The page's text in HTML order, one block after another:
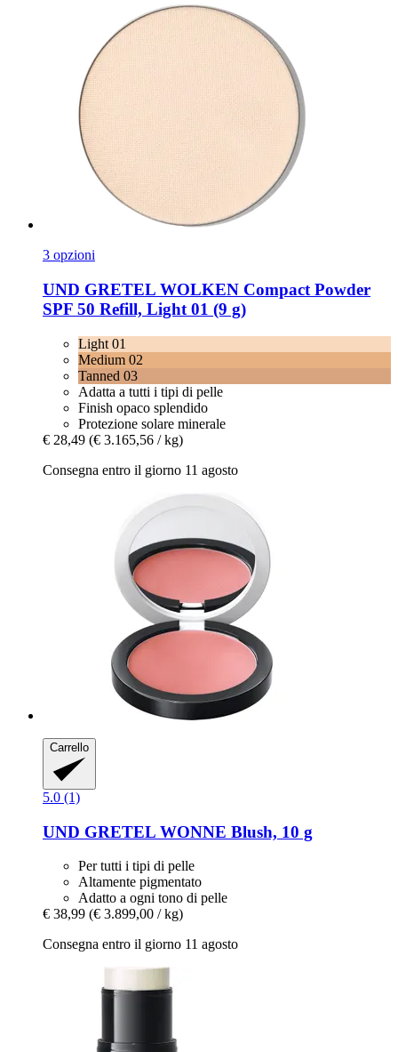
3 opzioni
UND GRETEL WOLKEN Compact Powder
SPF 50 Refill, Light 01 (9 g)
Light 01
Medium 02
Tanned 03
Adatta a tutti i tipi di pelle
Finish opaco splendido
Protezione solare minerale
€ 28,49 (€ 3.165,56 / kg)
Consegna entro il giorno 11 agosto
Carrello
5.0 (1)
UND GRETEL WONNE Blush, 10 g
Per tutti i tipi di pelle
Altamente pigmentato
Adatto a ogni tono di pelle
€ 38,99 (€ 3.899,00 / kg)
Consegna entro il giorno 11 agosto